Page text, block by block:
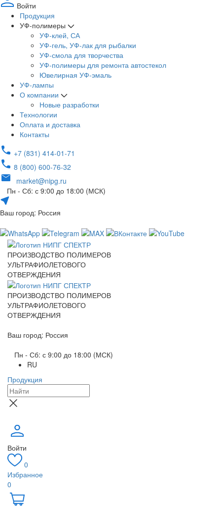
Войти
Продукция
УФ-полимеры
УФ-клей, СА
УФ-гель, УФ-лак для рыбалки
УФ-смола для творчества
УФ-полимеры для ремонта автостекол
Ювелирная УФ-эмаль
УФ-лампы
О компании
Новые разработки
Технологии
Оплата и доставка
Контакты
+7 (831) 414-01-71
8 (800) 600-76-32
market@nipg.ru
Пн - Сб: с 9:00 до 18:00 (МСК)
Ваш город: Россия
ПРОИЗВОДСТВО ПОЛИМЕРОВ
УЛЬТРАФИОЛЕТОВОГО
ОТВЕРЖДЕНИЯ
ПРОИЗВОДСТВО ПОЛИМЕРОВ
УЛЬТРАФИОЛЕТОВОГО
ОТВЕРЖДЕНИЯ
Ваш город: Россия
Пн - Сб: с 9:00 до 18:00 (МСК)
RU
Продукция
Войти
0
Избранное
0